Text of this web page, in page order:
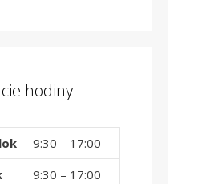
hodiny
9:30 – 17:00
9:30 – 17:00